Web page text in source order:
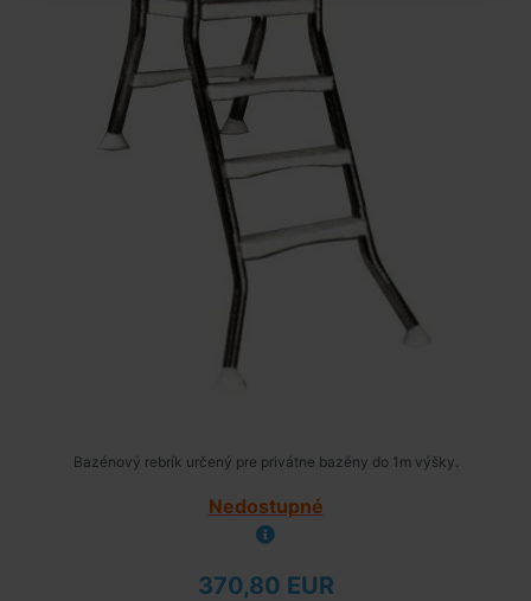
Bazénový rebrík určený pre privátne bazény do 1m výšky.
Nedostupné
370,80 EUR